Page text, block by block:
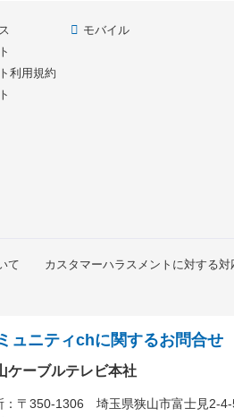
利用規約
モバイル
て カスタマーハラスメントに対する対
ュニティchに関するお問合せ
ケーブルテレビ本社
〒350-1306 埼玉県狭山市富士見2-